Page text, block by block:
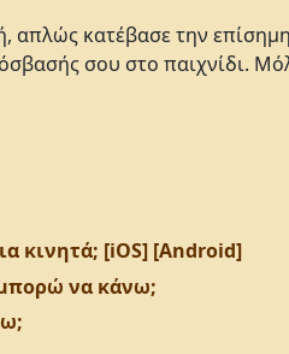
απλώς κατέβασε την
σου στο παιχνίδι.
κινητά; [iOS] [Android]
μπορώ να κάνω;